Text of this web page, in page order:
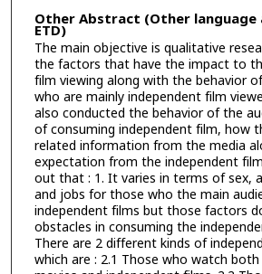
Other Abstract (Other
ETD)
The main objective is qualitative
the factors that have the impact to
film viewing along with the behavior
who are mainly independent film
also conducted the behavior of the
of consuming independent film, how
related information from the media
expectation from the independent
out that : 1. It varies in terms of sex,
and jobs for those who the main
independent films but those factors
obstacles in consuming the
There are 2 different kinds of
which are : 2.1 Those who watch